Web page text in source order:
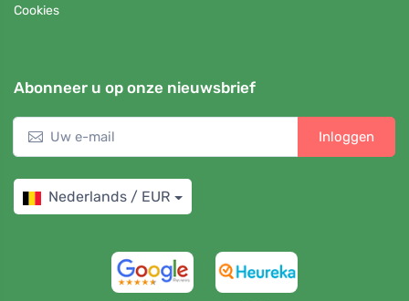
Cookies
Abonneer u op onze nieuwsbrief
Inloggen
Nederlands / EUR